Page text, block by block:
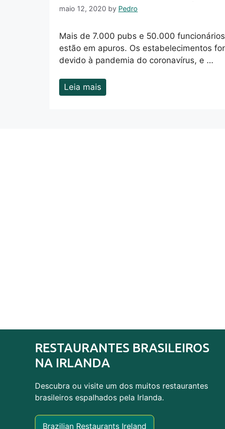
maio 12, 2020 by Pedro
Mais de 7.000 pubs e 50.000
estão em apuros. Os estabelecimentos
devido à pandemia do coronavírus, e …
Leia mais
RESTAURANTES BRASILEIROS
NA IRLANDA
Descubra ou visite um dos muitos restaurantes
brasileiros espalhados pela Irlanda.
Brazilian Restaurants Ireland